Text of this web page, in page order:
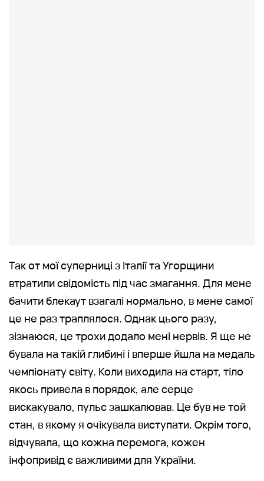
Так от мої суперниці з Італії та Угорщини
втратили свідомість під час змагання. Для мене
бачити блекаут взагалі нормально, в мене самої
це не раз траплялося. Однак цього разу,
зізнаюся, це трохи додало мені нервів. Я ще не
бувала на такій глибині і вперше йшла на медаль
чемпіонату світу. Коли виходила на старт, тіло
якось привела в порядок, але серце
вискакувало, пульс зашкалював. Це був не той
стан, в якому я очікувала виступати. Окрім того,
відчувала, що кожна перемога, кожен
інфопривід є важливими для України.